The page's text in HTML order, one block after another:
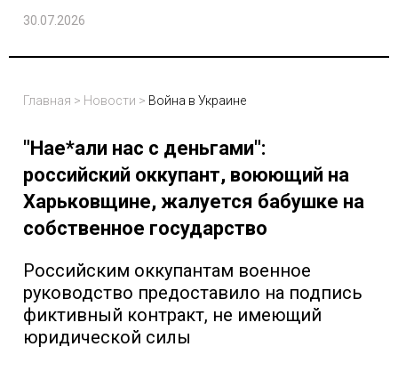
30.07.2026
Главная > Новости > Война в Украине
"Нае*али нас с деньгами":
российский оккупант, воюющий на
Харьковщине, жалуется бабушке на
собственное государство
Российским оккупантам военное
руководство предоставило на подпись
фиктивный контракт, не имеющий
юридической силы